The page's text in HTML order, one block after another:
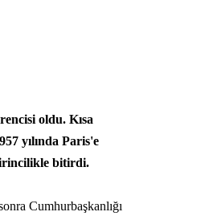
oldu. Kısa
yılında Paris'e
bitirdi.
Cumhurbaşkanlığı